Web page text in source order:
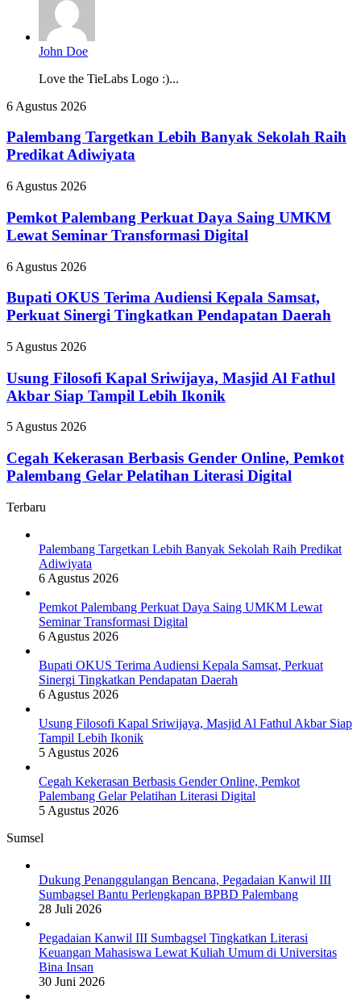
John Doe
Love the TieLabs Logo :)...
Palembang
Lebih
Banyak
Sekolah
Predikat
6 Agustus 2026
Palembang Targetkan Lebih Banyak Sekolah Raih
Predikat Adiwiyata
Pemkot
Perkuat
Daya
Saing
Lewat
Transformasi
Digital
6 Agustus 2026
Pemkot Palembang Perkuat Daya Saing UMKM
Lewat Seminar Transformasi Digital
Bupati
Terima
Audiensi
Kepala
Perkuat
Tingkatkan
Pendapatan
6 Agustus 2026
Bupati OKUS Terima Audiensi Kepala Samsat,
Perkuat Sinergi Tingkatkan Pendapatan Daerah
Usung
Kapal
Sriwijaya,
Masjid
Fathul
Siap
Tampil
Ikonik
5 Agustus 2026
Usung Filosofi Kapal Sriwijaya, Masjid Al Fathul
Akbar Siap Tampil Lebih Ikonik
Cegah
Berbasis
Gender
Online,
Palembang
Pelatihan
Literasi
Digital
5 Agustus 2026
Cegah Kekerasan Berbasis Gender Online, Pemkot
Palembang Gelar Pelatihan Literasi Digital
Terbaru
Palembang Targetkan Lebih Banyak Sekolah Raih Predikat
Adiwiyata
6 Agustus 2026
Pemkot Palembang Perkuat Daya Saing UMKM Lewat
Seminar Transformasi Digital
6 Agustus 2026
Bupati OKUS Terima Audiensi Kepala Samsat, Perkuat
Sinergi Tingkatkan Pendapatan Daerah
6 Agustus 2026
Usung Filosofi Kapal Sriwijaya, Masjid Al Fathul Akbar Siap
Tampil Lebih Ikonik
5 Agustus 2026
Cegah Kekerasan Berbasis Gender Online, Pemkot
Palembang Gelar Pelatihan Literasi Digital
5 Agustus 2026
Sumsel
Dukung Penanggulangan Bencana, Pegadaian Kanwil III
Sumbagsel Bantu Perlengkapan BPBD Palembang
28 Juli 2026
Pegadaian Kanwil III Sumbagsel Tingkatkan Literasi
Keuangan Mahasiswa Lewat Kuliah Umum di Universitas
Bina Insan
30 Juni 2026